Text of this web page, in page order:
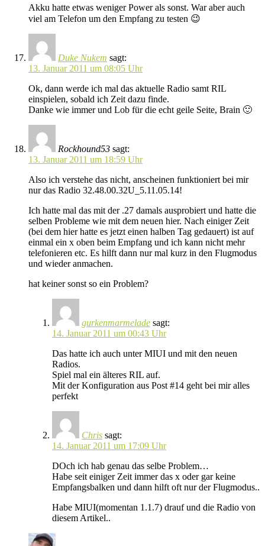
Akku hatte etwas weniger Power als sonst. War aber auch
viel am Telefon um den Empfang zu testen 😉
Duke Nukem sagt:
13. Januar 2011 um 08:05 Uhr
Ok, dann werde ich mal das aktuelle Radio samt RIL
einspielen, sobald ich Zeit dazu finde.
Danke wie immer und Lob für die echt geile Seite, Brain 🙂
Rockhound53 sagt:
13. Januar 2011 um 18:59 Uhr
Also ich verstehe das nicht, anscheinen funktioniert bei mir
nur das Radio 32.48.00.32U_5.11.05.14!
Ich hatte mal das mit der .27 damals ausprobiert und hatte die
selben Probleme wie mit dem neuen hier. Nach einiger Zeit
(bei dem hier hatte es jetzt einen halben Tag gedauert) ist auf
einmal ein x oben beim Empfang und ich kann nicht mehr
telefonieren etc. Es hilft dann nur mal kurz in den Flugmodus
und wieder anmachen.
hat keiner sonst so ein Problem?
gurkenmarmelade sagt:
14. Januar 2011 um 00:43 Uhr
Das hatte ich auch unter MIUI und mit den neuen
Radios.
Spiel mal ein älteres RIL auf.
Mit der Konfiguration aus Post #14 geht bei mir alles
perfekt
Chris sagt:
14. Januar 2011 um 17:09 Uhr
DOch ich hab genau das selbe Problem…
Habe seit einiger Zeit immer das x oder gar keine
Empfangsbalken und dann hilft oft nur der Flugmodus..
Habe MIUI(momentan 1.1.7) drauf und die Radio von
diesem Artikel..